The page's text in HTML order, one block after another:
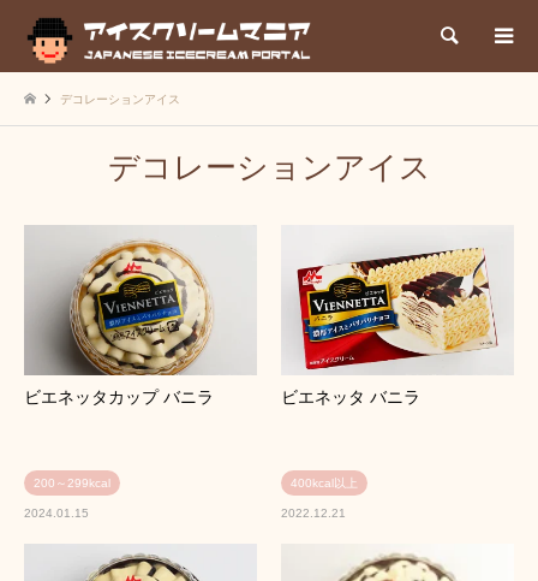
検索
デコレーションアイス
デコレーションアイス
ビエネッタカップ バニラ
200～299kcal
2024.01.15
ビエネッタ バニラ
400kcal以上
2022.12.21